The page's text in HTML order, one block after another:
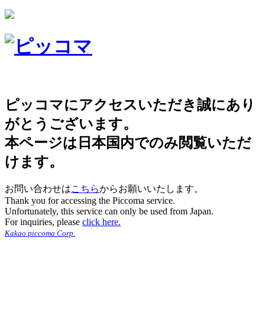
ピッコマにアクセスいただき誠にあり
がとうございます。
本ページは日本国内でのみ閲覧いただ
けます。
お問い合わせはこちらからお願いいたします。
Thank you for accessing the Piccoma service.
Unfortunately, this service can only be used from Japan.
For inquiries, please click here.
Kakao piccoma Corp.